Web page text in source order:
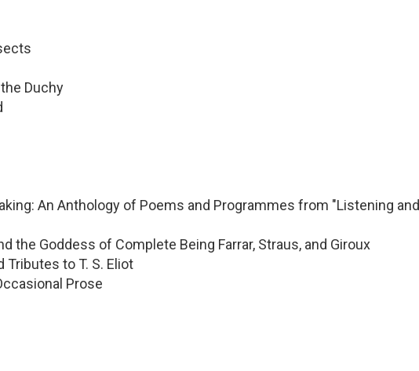
Duchy
An Anthology of Poems and Programmes from "Listening and
the Goddess of Complete Being Farrar, Straus, and Giroux
Tributes to T. S. Eliot
Prose